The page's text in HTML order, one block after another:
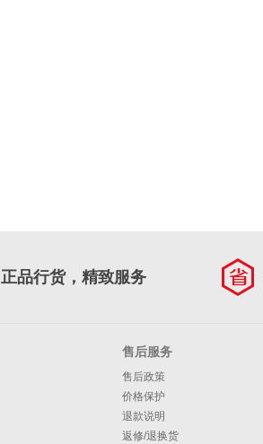
正品行货，精致服务
售后服务
售后政策
价格保护
退款说明
返修/退换货